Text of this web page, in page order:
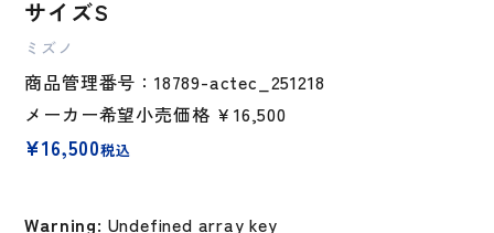
サイズS
ミズノ
商品管理番号：18789-actec_251218
メーカー希望小売価格 ￥16,500
¥16,500税込
Warning: Undefined array key